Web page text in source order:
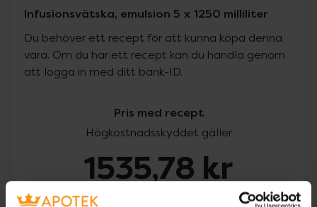
Infusionsvätska, emulsion 5 x 1250 milliliter
Du behöver ett recept för att kunna köpa denna
vara. Om du har ett recept kan du handla genom
att logga in med ditt bank-ID.
Pris med recept
Högkostnadsskyddet gäller
1535,78 kr